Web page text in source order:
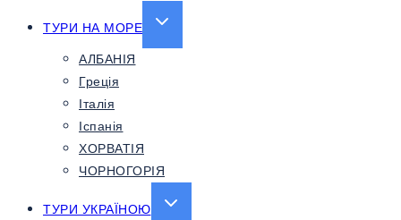
ТУРИ НА МОРЕ
EXPAND
АЛБАНІЯ
Греція
Італія
Іспанія
ХОРВАТІЯ
ЧОРНОГОРІЯ
ТУРИ УКРАЇНОЮ
EXPAND